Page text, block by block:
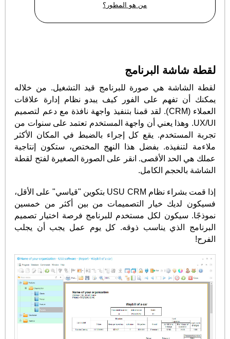
من هو المطور؟
لقطة شاشة البرنامج
لقطة الشاشة هي صورة للبرنامج قيد التشغيل. من خلاله
يمكنك أن تفهم على الفور كيف يبدو نظام إدارة علاقات
العملاء (CRM). لقد قمنا بتنفيذ واجهة نافذة مع دعم لتصميم
UX/UI. وهذا يعني أن واجهة المستخدم تعتمد على سنوات من
تجربة المستخدم. يقع كل إجراء بالضبط في المكان الأكثر
ملاءمة لتنفيذه. بفضل هذا النهج المختص، ستكون إنتاجية
عملك هي الحد الأقصى. انقر على الصورة الصغيرة لفتح لقطة
الشاشة بالحجم الكامل.
إذا قمت بشراء نظام USU CRM بتكوين "قياسي" على الأقل،
فسيكون لديك خيار التصميمات من بين أكثر من خمسين
نموذجًا. سيكون لكل مستخدم للبرنامج فرصة اختيار تصميم
البرنامج الذي يناسب ذوقه. كل يوم عمل يجب أن يجلب
الفرح!